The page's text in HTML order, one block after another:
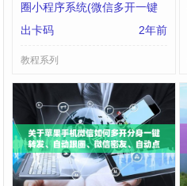
圈小程序系统(微信多开一键
转发朋友圈 )
出卡码 2年前
教程系列